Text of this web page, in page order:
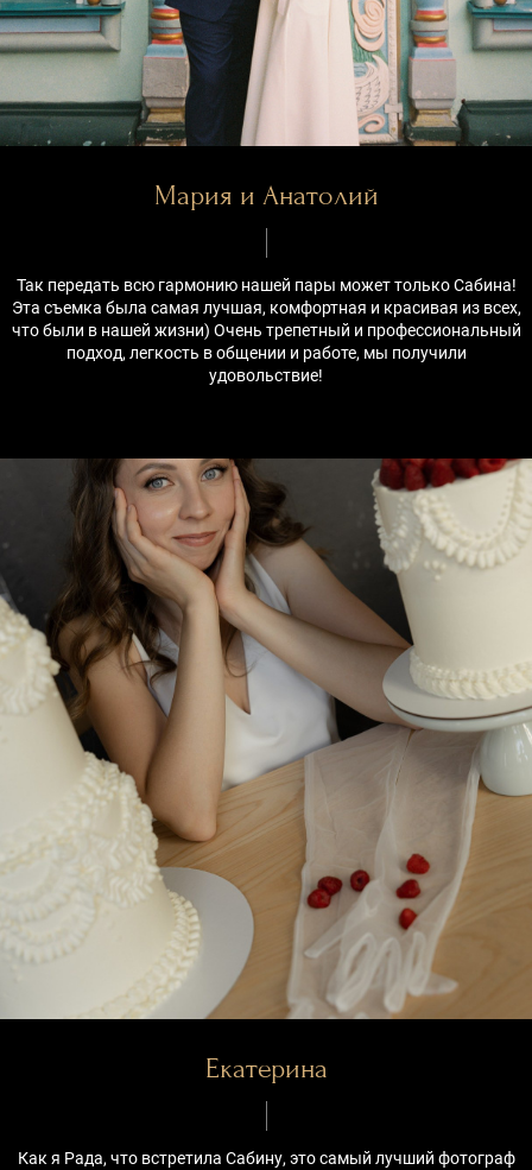
Мария и Анатолий
Так передать всю гармонию нашей пары может только Сабина!
Эта съемка была самая лучшая, комфортная и красивая из всех,
что были в нашей жизни) Очень трепетный и профессиональный
подход, легкость в общении и работе, мы получили
удовольствие!
Екатерина
Как я Рада, что встретила Сабину, это самый лучший фотограф